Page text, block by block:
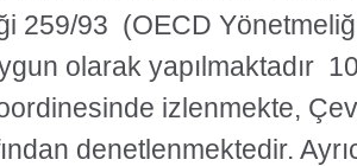
259/93 (OECD
olarak yapılmaktadır
izlenmekte,
denetlenmektedir.